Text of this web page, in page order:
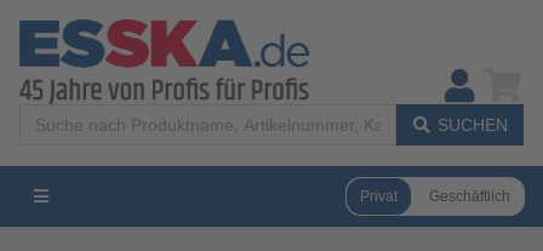
SUCHEN
Privat Geschäftlich